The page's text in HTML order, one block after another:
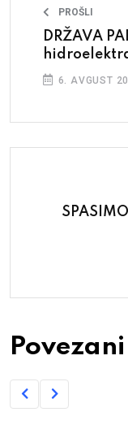
PROŠLI
DRŽAVA
6. AVGUST